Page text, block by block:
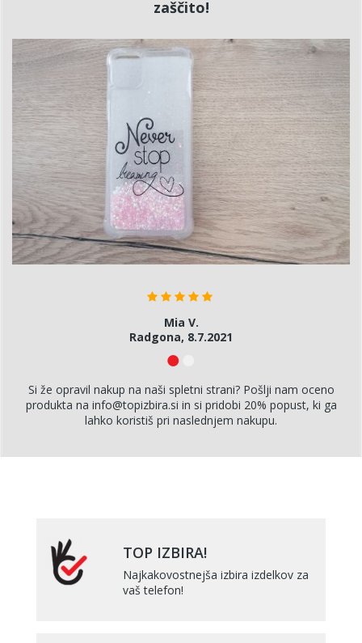
zaščito!
Mia V.
Radgona, 8.7.2021
Si že opravil nakup na naši spletni strani? Pošlji nam oceno
produkta na info@topizbira.si in si pridobi 20% popust, ki ga
lahko koristiš pri naslednjem nakupu.
TOP IZBIRA!
Najkakovostnejša izbira izdelkov za
vaš telefon!